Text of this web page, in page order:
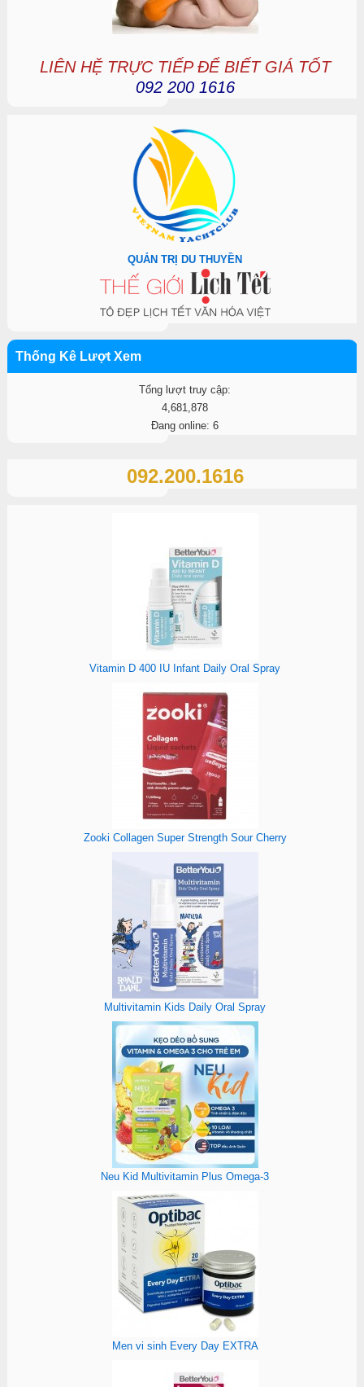
LIÊN HỆ TRỰC TIẾP ĐỂ BIẾT GIÁ TỐT
092 200 1616
QUẢN TRỊ DU THUYỀN
Thống Kê Lượt Xem
Tổng lượt truy cập:
4,681,878
Đang online: 6
092.200.1616
Vitamin D 400 IU Infant Daily Oral Spray
Zooki Collagen Super Strength Sour Cherry
Multivitamin Kids Daily Oral Spray
Neu Kid Multivitamin Plus Omega-3
Men vi sinh Every Day EXTRA